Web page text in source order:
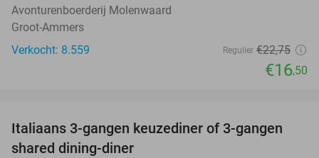
Avonturenboerderij Molenwaard
Groot-Ammers
Verkocht: 8.559
Regulier €22,75
€16,50
50%
Italiaans 3-gangen keuzediner of 3-gangen
shared dining-diner